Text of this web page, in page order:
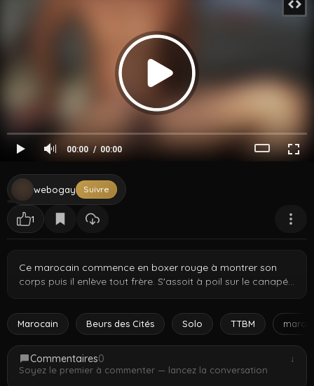
00:00 00:00
webogay Suivre
1
Ce marocain commence en boxer rouge à montrer son
corps puis il enlève tout frère. S'assoit à poil sur le canapé
bosse wallah. Presque cinq minutes de pur contenu strip et
branlette du Maroc habibi.
Marocain Beurs des Cités Solo TTBM
Commentaires0
Soyez le premier à commenter — lancez la conversation
↓